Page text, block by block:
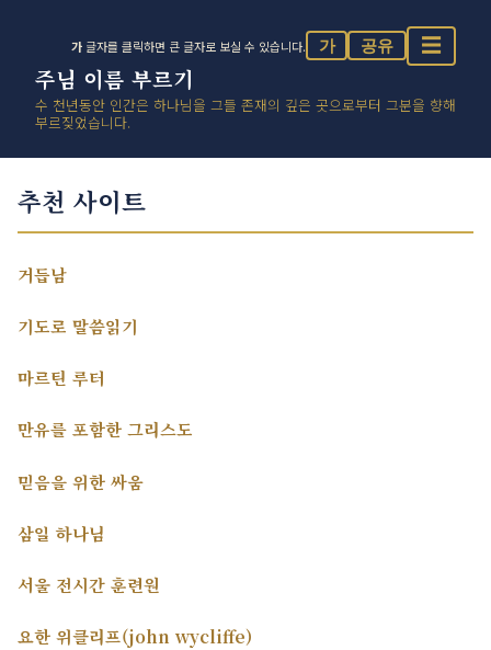
주님 이름 부르기
수 천년동안 인간은 하나님을 그들 존재의 깊은 곳으로부터 그분을 향해
부르짖었습니다.
가 공유 ☰
가 글자를 클릭하면 큰 글자로 보실 수 있습니다.
추천 사이트
거듭남
기도로 말씀읽기
마르틴 루터
만유를 포함한 그리스도
믿음을 위한 싸움
삼일 하나님
서울 전시간 훈련원
요한 위클리프(john wycliffe)